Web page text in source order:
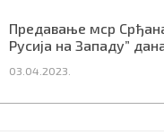
Предавање мср
Русија на Западу”
03.04.2023.